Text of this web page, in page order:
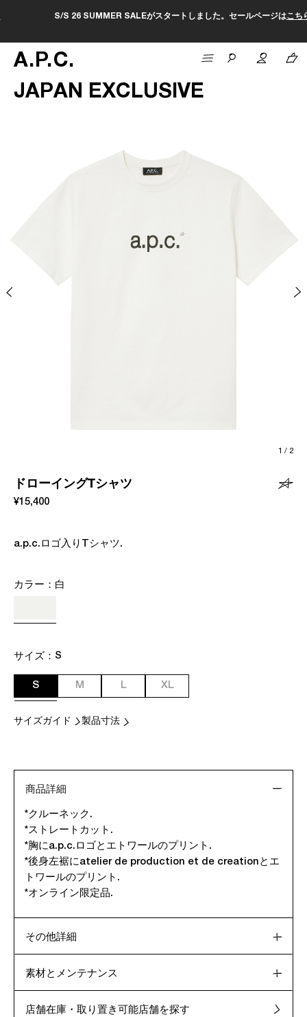
S/S 26 SUMMER SALEがスタートしました。セールページはこちら
A.P.C.
JAPAN EXCLUSIVE
1 / 2
ドローイングTシャツ
¥15,400
a.p.c.ロゴ入りTシャツ.
カラー： 白
サイズ： S
S M L XL
サイズガイド 製品寸法
商品詳細
*クルーネック.
*ストレートカット.
*胸にa.p.c.ロゴとエトワールのプリント.
*後身左裾にatelier de production et de creationとエ
トワールのプリント.
*オンライン限定品.
その他詳細
素材とメンテナンス
店舗在庫・取り置き可能店舗を探す